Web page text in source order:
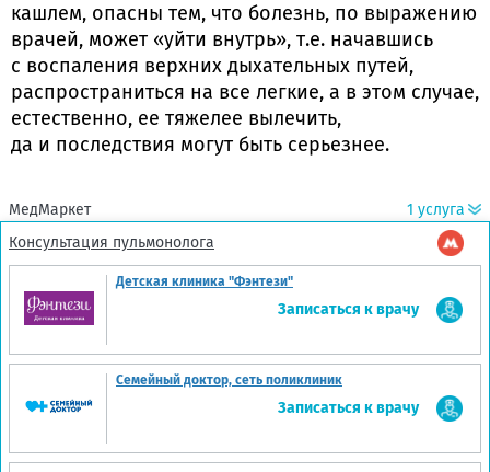
кашлем, опасны тем, что болезнь, по выражению
врачей, может «уйти внутрь», т.е. начавшись
с воспаления верхних дыхательных путей,
распространиться на все легкие, а в этом случае,
естественно, ее тяжелее вылечить,
да и последствия могут быть серьезнее.
1 услуга
МедМаркет
Консультация пульмонолога
Детская клиника "Фэнтези"
Записаться к врачу
Семейный доктор, сеть поликлиник
Записаться к врачу